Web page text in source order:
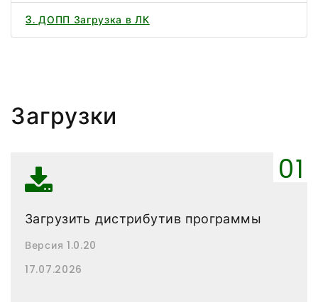
3. ДОПП Загрузка в ЛК
Загрузки
Загрузить дистрибутив программы
Версия 1.0.20
17.07.2026